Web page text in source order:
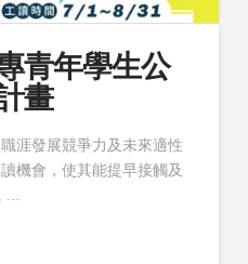
青年學生公
畫
涯發展競爭力及未來適性
機會，使其能提早接觸及
…